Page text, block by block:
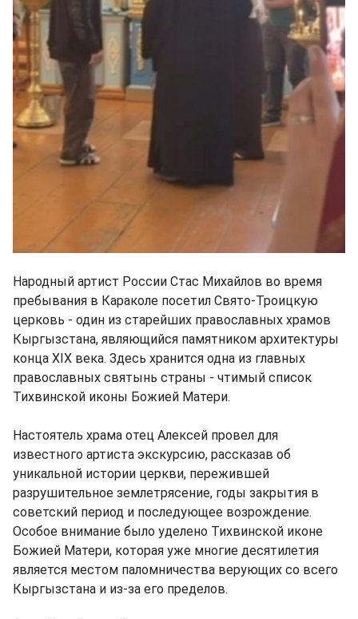
Народный артист России Стас Михайлов во время
пребывания в Караколе посетил Свято-Троицкую
церковь - один из старейших православных храмов
Кыргызстана, являющийся памятником архитектуры
конца XIX века. Здесь хранится одна из главных
православных святынь страны - чтимый список
Тихвинской иконы Божией Матери.
Настоятель храма отец Алексей провел для
известного артиста экскурсию, рассказав об
уникальной истории церкви, пережившей
разрушительное землетрясение, годы закрытия в
советский период и последующее возрождение.
Особое внимание было уделено Тихвинской иконе
Божией Матери, которая уже многие десятилетия
является местом паломничества верующих со всего
Кыргызстана и из-за его пределов.